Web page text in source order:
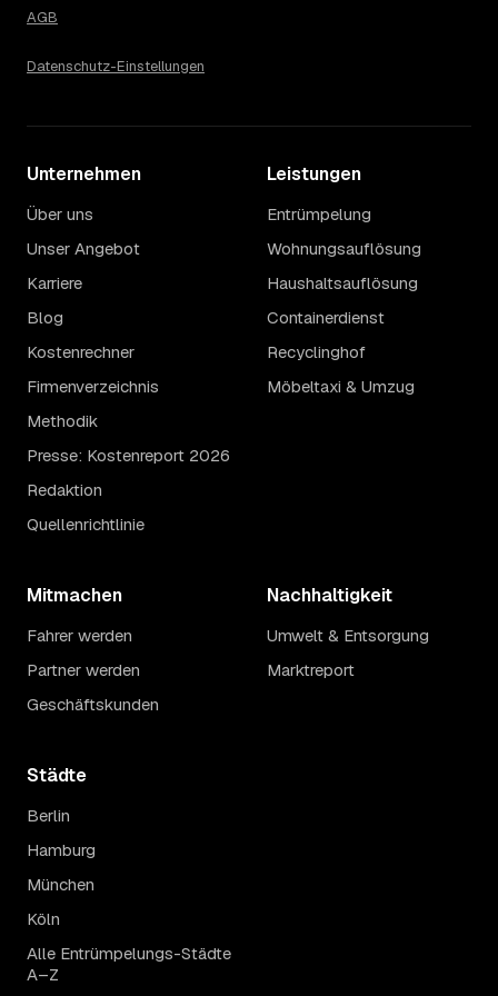
AGB
Datenschutz-Einstellungen
Unternehmen
Über uns
Unser Angebot
Karriere
Blog
Kostenrechner
Firmenverzeichnis
Methodik
Presse: Kostenreport 2026
Redaktion
Quellenrichtlinie
Leistungen
Entrümpelung
Wohnungsauflösung
Haushaltsauflösung
Containerdienst
Recyclinghof
Möbeltaxi & Umzug
Mitmachen
Fahrer werden
Partner werden
Geschäftskunden
Nachhaltigkeit
Umwelt & Entsorgung
Marktreport
Städte
Berlin
Hamburg
München
Köln
Alle Entrümpelungs-Städte
A–Z